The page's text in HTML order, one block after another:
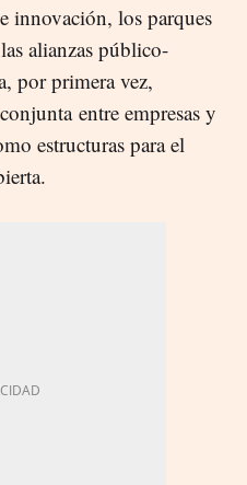
innovación, los parques
alianzas público-
por primera vez,
entre empresas y
estructuras para el